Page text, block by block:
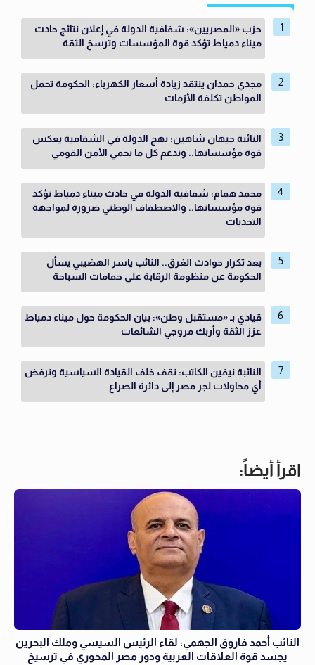
حزب «المصريين»: شفافية الدولة في إعلان نتائج حادث
ميناء دمياط تؤكد قوة المؤسسات وترسخ الثقة
مجدي حمدان ينتقد زيادة أسعار الكهرباء: الحكومة تحمل
المواطن تكلفة الأزمات
النائبة جيهان شاهين: نهج الدولة في الشفافية يعكس
قوة مؤسساتها.. وندعم كل ما يحمي الأمن القومي
محمد همام: شفافية الدولة في حادث ميناء دمياط تؤكد
قوة مؤسساتها.. والاصطفاف الوطني ضرورة لمواجهة
التحديات
بعد تكرار حوادث الغرق.. النائب ياسر الهضيبي يسأل
الحكومة عن منظومة الرقابة على حمامات السباحة
قيادي بـ «مستقبل وطن»: بيان الحكومة حول ميناء دمياط
عزز الثقة وأربك مروجي الشائعات
النائبة نيفين الكاتب: نقف خلف القيادة السياسية ونرفض
أي محاولات لجر مصر إلى دائرة الصراع
اقرأ أيضاً:
النائب أحمد فاروق الجهمي: لقاء الرئيس السيسي وملك البحرين
يجسد قوة العلاقات العربية ودور مصر المحوري في ترسيخ